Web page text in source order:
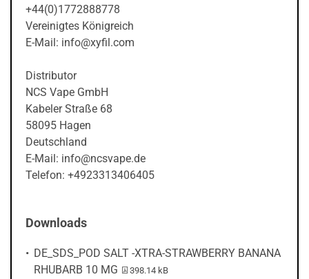
+44(0)1772888778
Vereinigtes Königreich
E-Mail: info@xyfil.com
Distributor
NCS Vape GmbH
Kabeler Straße 68
58095 Hagen
Deutschland
E-Mail: info@ncsvape.de
Telefon: +4923313406405
Downloads
DE_SDS_POD SALT -XTRA-STRAWBERRY BANANA
RHUBARB 10 MG
PDF-Datei:
398.14 kB